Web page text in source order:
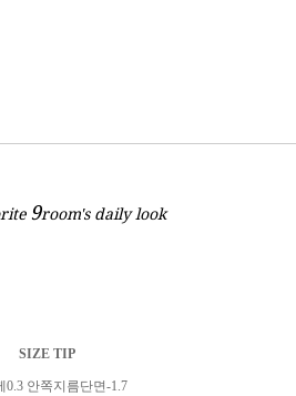
9room's daily look
SIZE TIP
0.3 안쪽지름단면-1.7